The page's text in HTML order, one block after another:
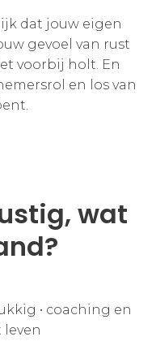
dat jouw eigen
gevoel van rust
voorbij holt. En
en los van
wat
• coaching en